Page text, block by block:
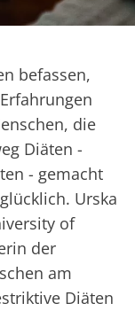
befassen,
die
Diäten -
- gemacht
Urska
of
der
am
Diäten